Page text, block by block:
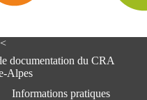
<
documentation du CRA
Alpes
Informations pratiques